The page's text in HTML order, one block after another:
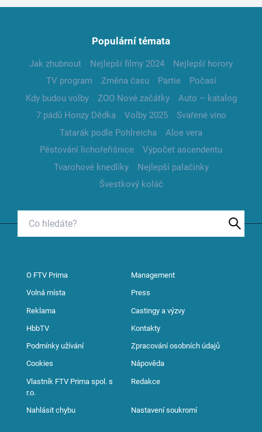
Populární témata
Jak zhubnout Nejlepší filmy 2024
Nejlepší horory
TV program
Změna času Partie
Počasí
Kdy budou volby
ZOO Nové začátky
Auto – katalog
7 pádů Honzy Dědka
Volby 2025
Svařené víno
Tatarák podle Pohlreicha
Aloe vera
Pěstování lichořeřišnice
Výpočet ascendentu
Tvarohové knedlíky
Nejlepší palačinky
Švestkový koláč
O FTV Prima Management
Volná místa Press
Reklama Castingy a výzvy
HbbTV Kontakty
Podmínky užívání Zpracování osobních údajů
Cookies Nápověda
Vlastník FTV Prima spol. s
r.o.
Redakce
Nahlásit chybu Nastavení soukromí